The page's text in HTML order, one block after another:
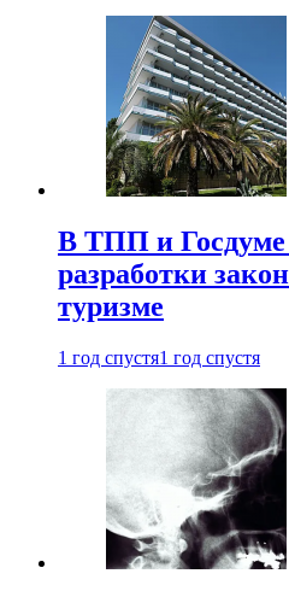
В ТПП и Госдуме
разработки
туризме
1 год спустя1 год спустя